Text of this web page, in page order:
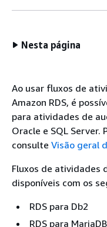
Nesta página
Ao usar fluxos de
Amazon RDS, é
para atividades de
Oracle e SQL
consulte Visão geral
Fluxos de atividades
disponíveis com os
RDS para Db2
RDS para MariaDB